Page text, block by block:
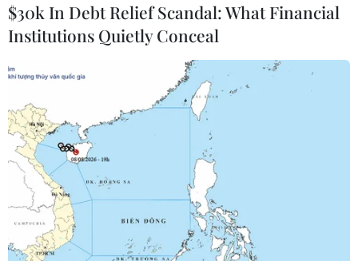
Phó Thủ tướng Chính phủ Vương Đình Huệ chúc Tết cán bộ,
nhân viên Kho bạc Nhà nước. (Ảnh: Phạm Hậu/TTXVN)
Nhân dịp đầu Xuân Canh Tý, sáng 30/1, Phó Thủ
tướng Vương Đình Huệ đã “xông đất” và làm
$30k In Debt Relief Scandal: What Financial
Institutions Quietly Conceal